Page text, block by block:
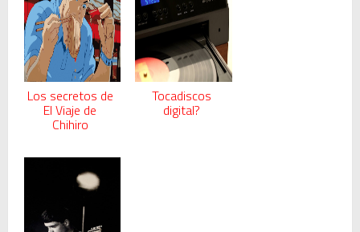
Los secretos de
El Viaje de
Chihiro
Tocadiscos
digital?